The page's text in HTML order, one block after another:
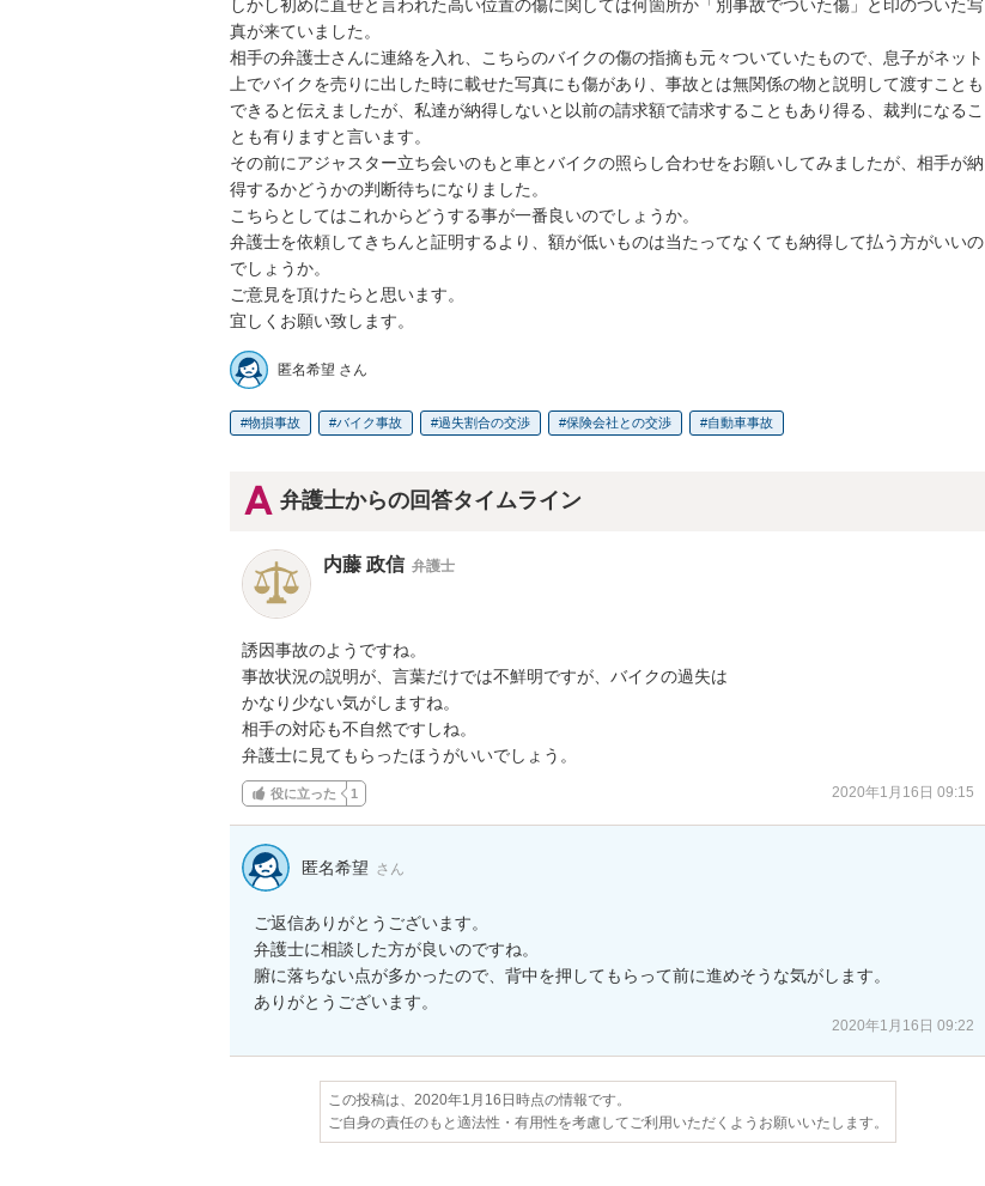
しかし初めに直せと言われた高い位置の傷に関しては何箇所か「別事故でついた傷」と印のついた写
真が来ていました。
相手の弁護士さんに連絡を入れ、こちらのバイクの傷の指摘も元々ついていたもので、息子がネット
上でバイクを売りに出した時に載せた写真にも傷があり、事故とは無関係の物と説明して渡すことも
できると伝えましたが、私達が納得しないと以前の請求額で請求することもあり得る、裁判になるこ
とも有りますと言います。
その前にアジャスター立ち会いのもと車とバイクの照らし合わせをお願いしてみましたが、相手が納
得するかどうかの判断待ちになりました。
こちらとしてはこれからどうする事が一番良いのでしょうか。
弁護士を依頼してきちんと証明するより、額が低いものは当たってなくても納得して払う方がいいの
でしょうか。
ご意見を頂けたらと思います。
宜しくお願い致します。
匿名希望 さん
物損事故 バイク事故 過失割合の交渉 保険会社との交渉 自動車事故
弁護士からの回答タイムライン
内藤 政信 弁護士
誘因事故のようですね。
事故状況の説明が、言葉だけでは不鮮明ですが、バイクの過失は
かなり少ない気がしますね。
相手の対応も不自然ですしね。
弁護士に見てもらったほうがいいでしょう。
役に立った 1 2020年1月16日 09:15
匿名希望 さん
ご返信ありがとうございます。
弁護士に相談した方が良いのですね。
腑に落ちない点が多かったので、背中を押してもらって前に進めそうな気がします。
ありがとうございます。
2020年1月16日 09:22
この投稿は、2020年1月16日時点の情報です。
ご自身の責任のもと適法性・有用性を考慮してご利用いただくようお願いいたします。